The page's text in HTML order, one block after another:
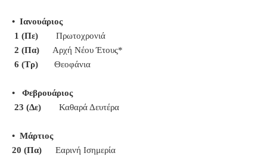
• Ιανουάριος
1 (Πε)
Πρωτοχρονιά
2 (Πα) Αρχή Νέου Έτους*
6 (Τρ)
Θεοφάνια
• Φεβρουάριος
23 (Δε) Καθαρά Δευτέρα
• Μάρτιος
20 (Πα) Εαρινή Ισημερία